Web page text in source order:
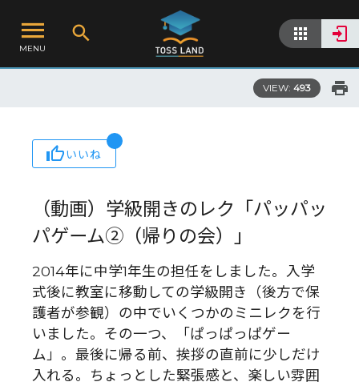
MENU
VIEW: 493
いいね
（動画）学級開きのレク「パッパッ
パゲーム②（帰りの会）」
2014年に中学1年生の担任をしました。入学
式後に教室に移動しての学級開き（後方で保
護者が参観）の中でいくつかのミニレクを行
いました。その一つ、「ぱっぱっぱゲー
ム」。最後に帰る前、挨拶の直前に少しだけ
入れる。ちょっとした緊張感と、楽しい雰囲